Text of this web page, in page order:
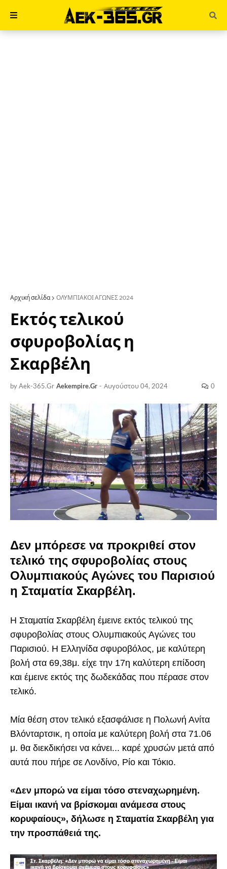
Αρχική σελίδα ΟΛΥΜΠΙΑΚΟΙ ΑΓΩΝΕΣ 2024
Εκτός τελικού
σφυροβολίας η
Σκαρβέλη
by Aek-365.Gr Aekempire.Gr - Αυγούστου 04, 2024 0
Δεν μπόρεσε να προκριθεί στον
τελικό της σφυροβολίας στους
Ολυμπιακούς Αγώνες του Παρισιού
η Σταματία Σκαρβέλη.
Η Σταματία Σκαρβέλη έμεινε εκτός τελικού της
σφυροβολίας στους Ολυμπιακούς Αγώνες του
Παρισιού. Η Ελληνίδα σφυροβόλος, με καλύτερη
βολή στα 69,38μ. είχε την 17η καλύτερη επίδοση
και έμεινε εκτός της δωδεκάδας που πέρασε στον
τελικό.
Μία θέση στον τελικό εξασφάλισε η Πολωνή Ανίτα
Βλόνταρτσικ, η οποία με καλύτερη βολή στα 71.06
μ. θα διεκδικήσει να κάνει... καρέ χρυσών μετά από
αυτά που πήρε σε Λονδίνο, Ρίο και Τόκιο.
«Δεν μπορώ να είμαι τόσο στεναχωρημένη.
Είμαι ικανή να βρίσκομαι ανάμεσα στους
κορυφαίους», δήλωσε η Σταματία Σκαρβέλη για
την προσπάθειά της.